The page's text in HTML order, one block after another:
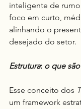
inteligente de
foco em curto,
alinhando o
desejado do setor.
Estrutura: o que
Esse conceito dos
um framework